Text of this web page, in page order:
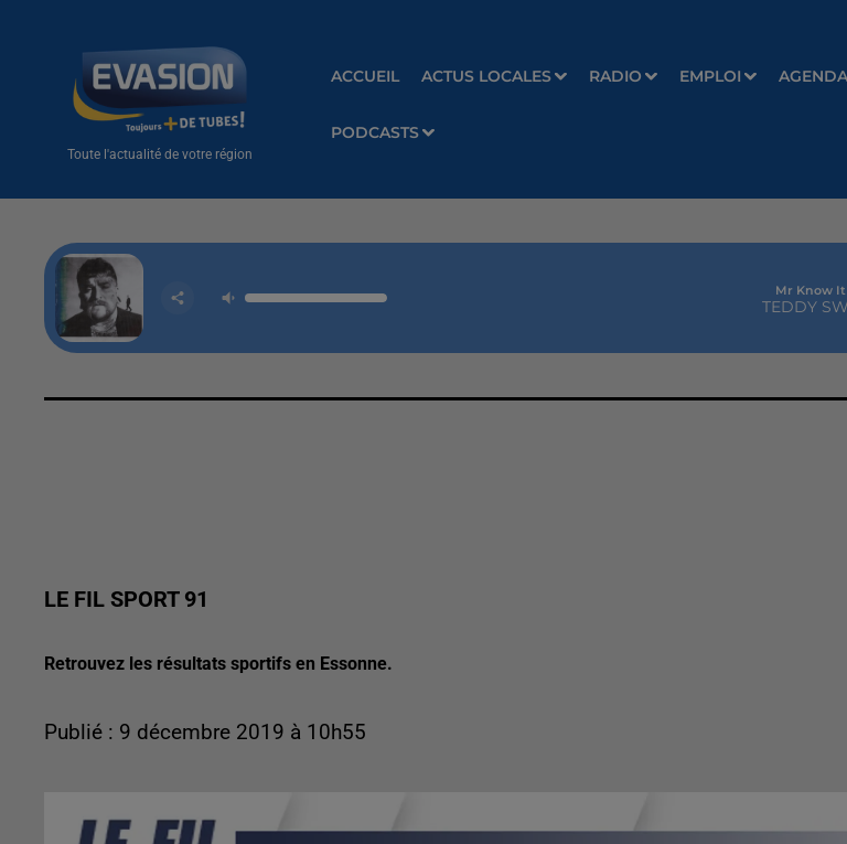
Toute l'actualité de votre région
ACCUEIL ACTUS LOCALES RADIO EMPLOI AGENDA
PODCASTS
Mr Know It
TEDDY
LE FIL SPORT 91
Retrouvez les résultats sportifs en Essonne.
Publié : 9 décembre 2019 à 10h55